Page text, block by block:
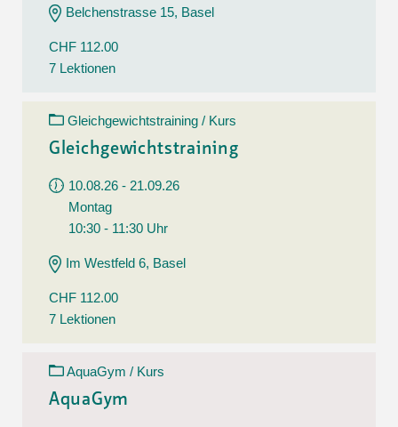
Belchenstrasse 15, Basel
CHF 112.00
7 Lektionen
Gleichgewichtstraining / Kurs
Gleichgewichtstraining
10.08.26 - 21.09.26
Montag
10:30 - 11:30 Uhr
Im Westfeld 6, Basel
CHF 112.00
7 Lektionen
AquaGym / Kurs
AquaGym